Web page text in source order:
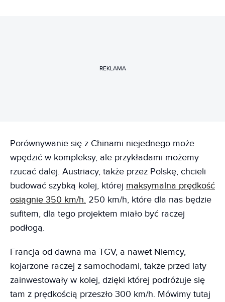
REKLAMA
Porównywanie się z Chinami niejednego może
wpędzić w kompleksy, ale przykładami możemy
rzucać dalej. Austriacy, także przez Polskę, chcieli
budować szybką kolej, której maksymalna prędkość
osiągnie 350 km/h. 250 km/h, które dla nas będzie
sufitem, dla tego projektem miało być raczej
podłogą.
Francja od dawna ma TGV, a nawet Niemcy,
kojarzone raczej z samochodami, także przed laty
zainwestowały w kolej, dzięki której podróżuje się
tam z prędkością przeszło 300 km/h. Mówimy tutaj